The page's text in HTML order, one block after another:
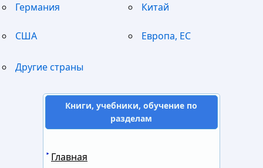
Германия Китай
США Европа, ЕС
Другие страны
Книги, учебники, обучение по
разделам
Главная